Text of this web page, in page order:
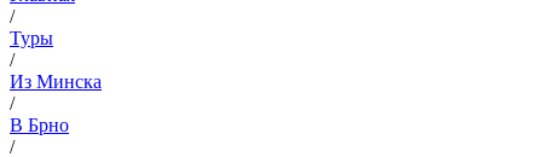
/
Туры
/
Из Минска
/
В Брно
/